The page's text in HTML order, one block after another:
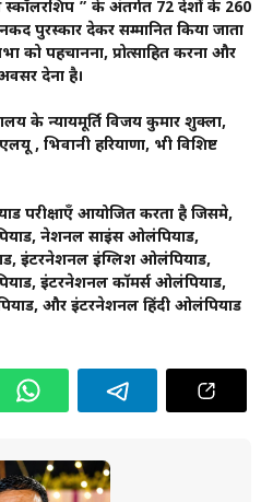
” के अंतर्गत 72 देशों के 260
नकद पुरस्कार देकर सम्मानित किया जाता
को पहचानना, प्रोत्साहित करना और
देना है।
के न्यायमूर्ति विजय कुमार शुक्ला,
, भिवानी हरियाणा, भी विशिष्ट
आयोजित करता है जिसमे,
नेशनल साइंस ओलंपियाड,
इंटरनेशनल इंग्लिश ओलंपियाड,
इंटरनेशनल कॉमर्स ओलंपियाड,
और इंटरनेशनल हिंदी ओलंपियाड